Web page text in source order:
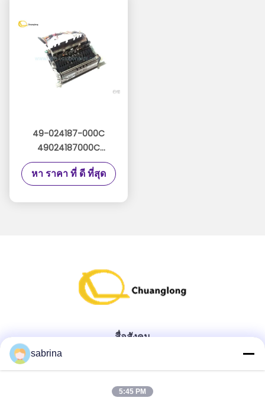
49-024187-000C
49024187000C
Diebold ATM Parts
Assembly Front Upper
หา ราคา ที่ ดี ที่สุด
สื่อสังคม
ติดต่อด่วน
sabrina
5:45 PM